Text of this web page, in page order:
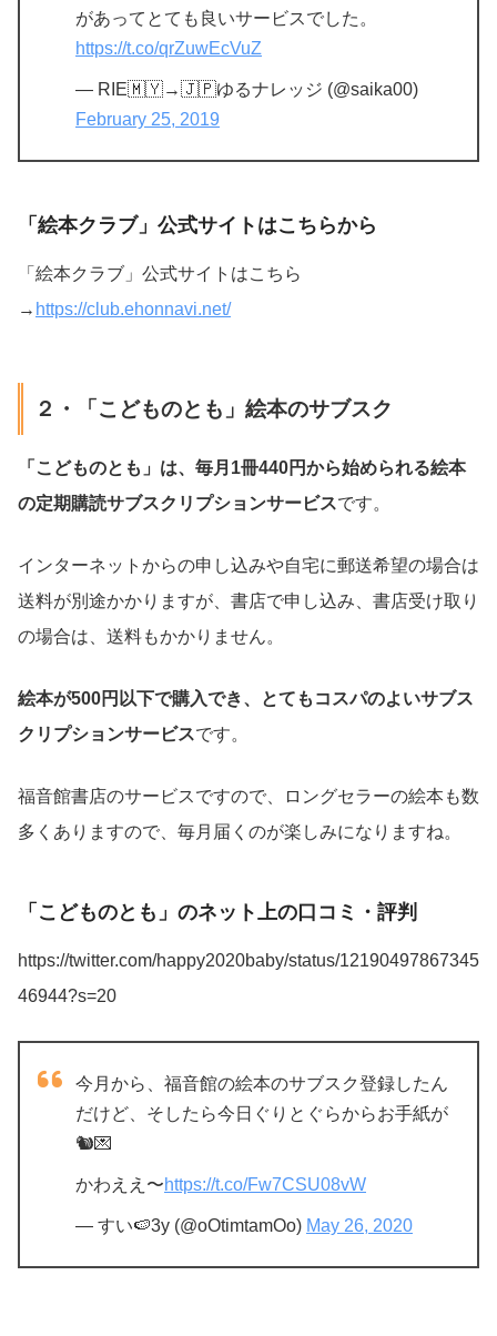
があってとても良いサービスでした。
https://t.co/qrZuwEcVuZ
— RIE🇲🇾→🇯🇵ゆるナレッジ (@saika00)
February 25, 2019
「絵本クラブ」公式サイトはこちらから
「絵本クラブ」公式サイトはこちら
→ https://club.ehonnavi.net/
２・「こどものとも」絵本のサブスク
「こどものとも」は、毎月1冊440円から始められる絵本
の定期購読サブスクリプションサービスです。
インターネットからの申し込みや自宅に郵送希望の場合は
送料が別途かかりますが、書店で申し込み、書店受け取り
の場合は、送料もかかりません。
絵本が500円以下で購入でき、とてもコスパのよいサブス
クリプションサービスです。
福音館書店のサービスですので、ロングセラーの絵本も数
多くありますので、毎月届くのが楽しみになりますね。
「こどものとも」のネット上の口コミ・評判
https://twitter.com/happy2020baby/status/12190497867345
46944?s=20
今月から、福音館の絵本のサブスク登録したん
だけど、そしたら今日ぐりとぐらからお手紙が
🐿💌
かわええ〜https://t.co/Fw7CSU08vW
— すい🍉3y (@oOtimtamOo) May 26, 2020